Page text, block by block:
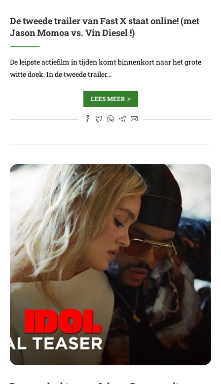
De tweede trailer van Fast X staat online! (met
Jason Momoa vs. Vin Diesel !)
De leipste actiefilm in tijden komt binnenkort naar het grote
witte doek. In de tweede trailer…
LEES MEER